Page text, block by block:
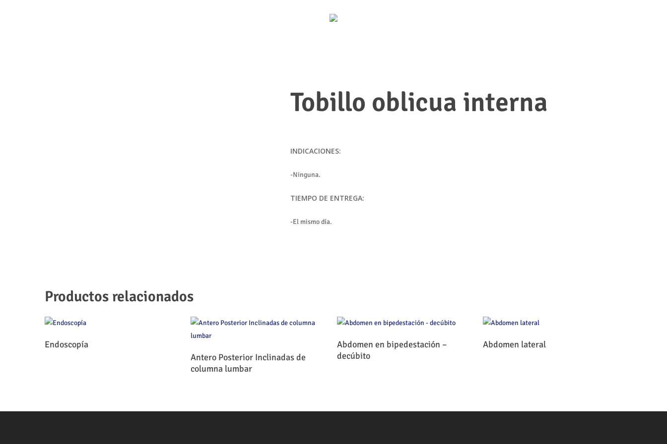
Tobillo oblicua interna
INDICACIONES:
-Ninguna.
TIEMPO DE ENTREGA:
-El mismo día.
Productos relacionados
Endoscopía
Leer Más
Antero Posterior Inclinadas de
columna lumbar
Leer Más
Abdomen en bipedestación –
decúbito
Leer Más
Abdomen lateral